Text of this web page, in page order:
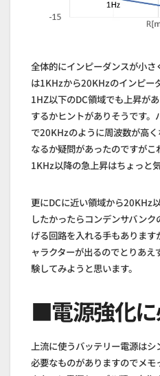
全体的にインピーダンスが小
は1KHzから20KHzのインピー
1HZ以下のDC領域でも上昇が
するかヒントがありそうです
で20KHzのように周波数が高
なるか疑問があったのですが
1KHz以降の急上昇はちょっと
更にDCに近い領域から20KHz
したかったらコンデンサバン
げる回路を入れる手もありま
ャラクターが出るのでとりあ
験してみようと思います。
■電源強化
上流に使うバッテリー電源は
必要なものがありますのでメモ